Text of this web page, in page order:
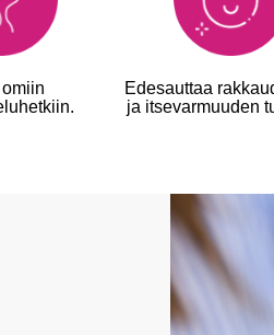
Edesauttaa
ja itsevarmuuden